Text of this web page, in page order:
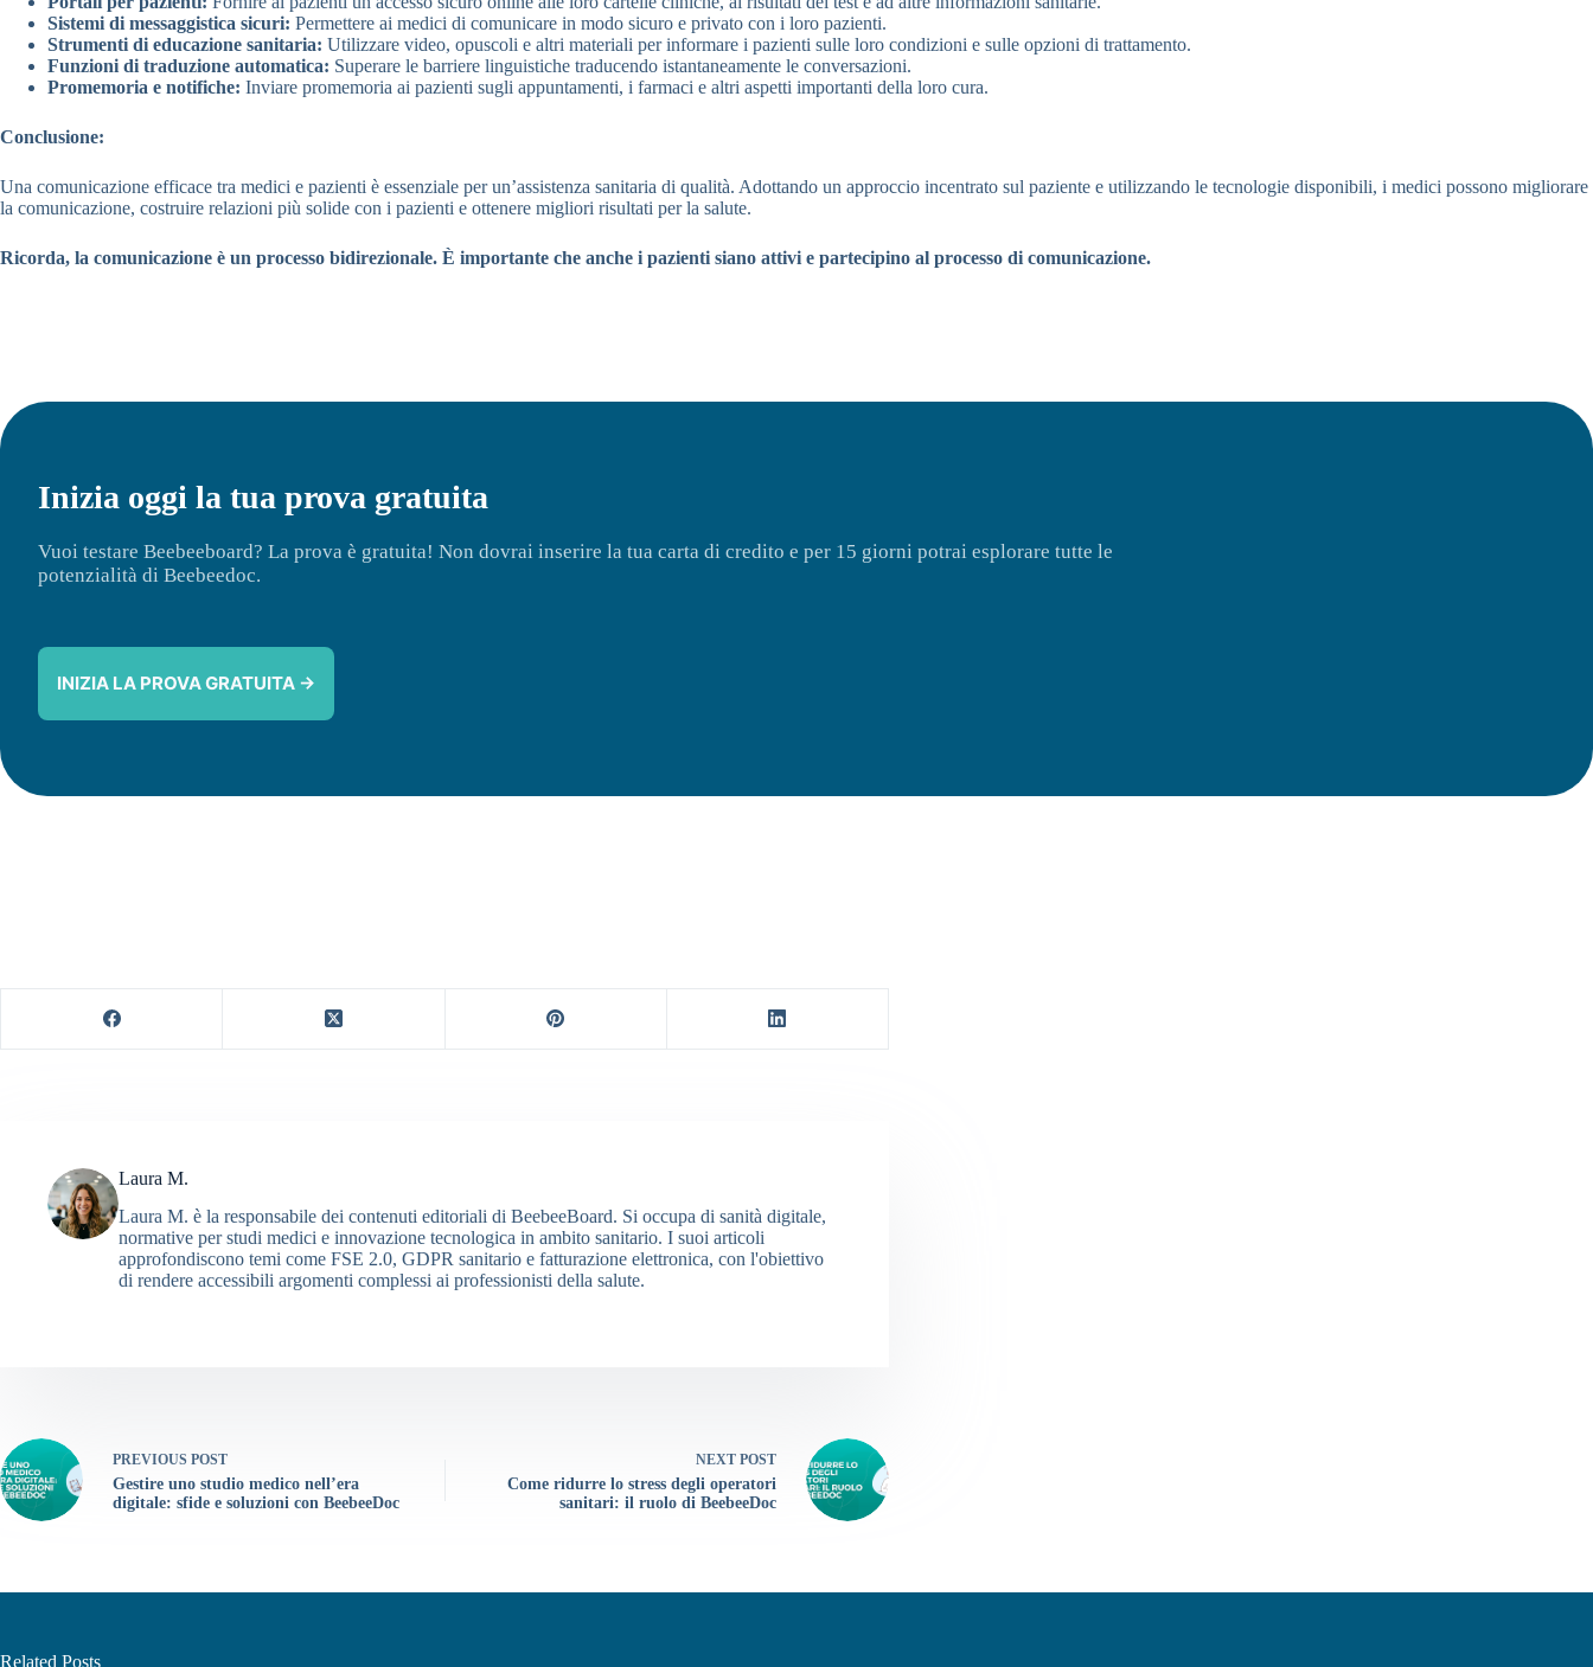
Sistemi di messaggistica sicuri: Permettere ai medici di comunicare in modo sicuro e privato con i loro pazienti.
Strumenti di educazione sanitaria: Utilizzare video, opuscoli e altri materiali per informare i pazienti sulle loro condizioni e sulle opzioni di trattamento.
Funzioni di traduzione automatica: Superare le barriere linguistiche traducendo istantaneamente le conversazioni.
Promemoria e notifiche: Inviare promemoria ai pazienti sugli appuntamenti, i farmaci e altri aspetti importanti della loro cura.
Conclusione:
Una comunicazione efficace tra medici e pazienti è essenziale per un’assistenza sanitaria di qualità. Adottando un approccio incentrato sul paziente e utilizzando le tecnologie disponibili, i medici possono migliorare
la comunicazione, costruire relazioni più solide con i pazienti e ottenere migliori risultati per la salute.
Ricorda, la comunicazione è un processo bidirezionale. È importante che anche i pazienti siano attivi e partecipino al processo di comunicazione.
Inizia oggi la tua prova gratuita
Vuoi testare Beebeeboard? La prova è gratuita! Non dovrai inserire la tua carta di credito e per 15 giorni potrai esplorare tutte le
potenzialità di Beebeedoc.
INIZIA LA PROVA GRATUITA →
Laura M.
Laura M. è la responsabile dei contenuti editoriali di BeebeeBoard. Si occupa di sanità digitale,
normative per studi medici e innovazione tecnologica in ambito sanitario. I suoi articoli
approfondiscono temi come FSE 2.0, GDPR sanitario e fatturazione elettronica, con l'obiettivo
di rendere accessibili argomenti complessi ai professionisti della salute.
PREVIOUS POST
Gestire uno studio medico nell’era
digitale: sfide e soluzioni con BeebeeDoc
NEXT POST
Come ridurre lo stress degli operatori
sanitari: il ruolo di BeebeeDoc
Related Posts